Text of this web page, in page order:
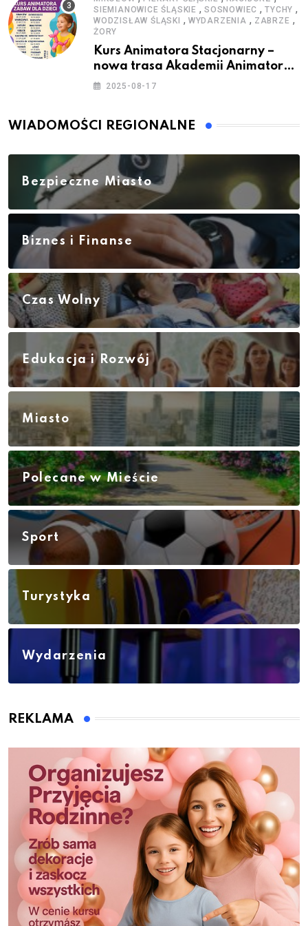
SIEMIANOWICE ŚLĄSKIE ,SOSNOWIEC ,TYCHY ,
WODZISŁAW ŚLĄSKI , WYDARZENIA , ZABRZE ,
ŻORY
Kurs Animatora Stacjonarny –
nowa trasa Akademii Animatora
– jesień 2025
2025-08-17
WIADOMOŚCI REGIONALNE
Bezpieczne Miasto
Biznes i Finanse
Czas Wolny
Edukacja i Rozwój
Miasto
Polecane w Mieście
Sport
Turystyka
Wydarzenia
REKLAMA